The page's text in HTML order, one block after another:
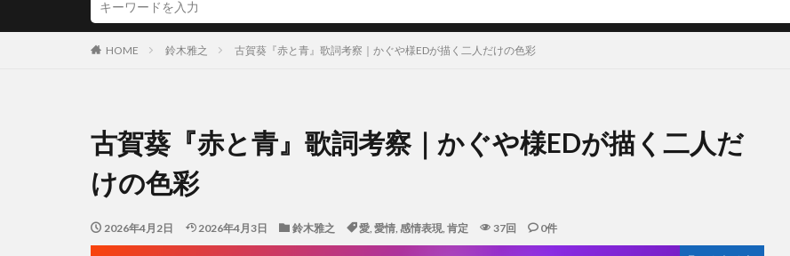
HOME 鈴木雅之 古賀葵『赤と青』歌詞考察｜かぐや様EDが描く二人だけの色彩
古賀葵『赤と青』歌詞考察｜かぐや様EDが描く二人だ
けの色彩
2026年4月2日 2026年4月3日 鈴木雅之 愛, 愛情, 感情表現, 肯定 37回 0件